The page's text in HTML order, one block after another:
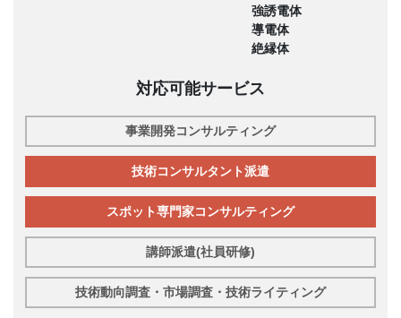
強誘電体
導電体
絶縁体
対応可能サービス
事業開発コンサルティング
技術コンサルタント派遣
スポット専門家コンサルティング
講師派遣(社員研修)
技術動向調査・市場調査・技術ライティング